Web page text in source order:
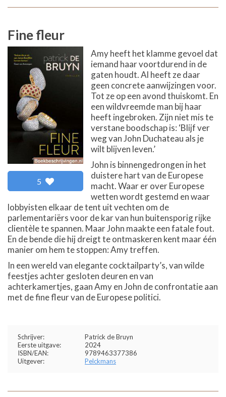
Fine fleur
5
Amy heeft het klamme gevoel dat
iemand haar voortdurend in de
gaten houdt. Al heeft ze daar
geen concrete aanwijzingen voor.
Tot ze op een avond thuiskomt. En
een wildvreemde man bij haar
heeft ingebroken. Zijn niet mis te
verstane boodschap is: ‘Blijf ver
weg van John Duchateau als je
wilt blijven leven.’
John is binnengedrongen in het
duistere hart van de Europese
macht. Waar er over Europese
wetten wordt gestemd en waar
lobbyisten elkaar de tent uit vechten om de
parlementariërs voor de kar van hun buitensporig rijke
clientèle te spannen. Maar John maakte een fatale fout.
En de bende die hij dreigt te ontmaskeren kent maar één
manier om hem te stoppen: Amy treffen.
In een wereld van elegante cocktailparty’s, van wilde
feestjes achter gesloten deuren en van
achterkamertjes, gaan Amy en John de confrontatie aan
met de fine fleur van de Europese politici.
Schrijver:
Patrick de Bruyn
Eerste uitgave:
2024
ISBN/EAN:
9789463377386
Uitgever:
Pelckmans